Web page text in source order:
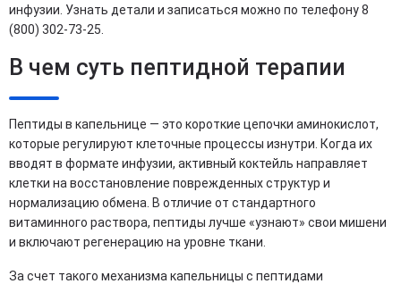
инфузии. Узнать детали и записаться можно по телефону 8
(800) 302-73-25.
В чем суть пептидной терапии
Пептиды в капельнице — это короткие цепочки аминокислот,
которые регулируют клеточные процессы изнутри. Когда их
вводят в формате инфузии, активный коктейль направляет
клетки на восстановление поврежденных структур и
нормализацию обмена. В отличие от стандартного
витаминного раствора, пептиды лучше «узнают» свои мишени
и включают регенерацию на уровне ткани.
За счет такого механизма капельницы с пептидами